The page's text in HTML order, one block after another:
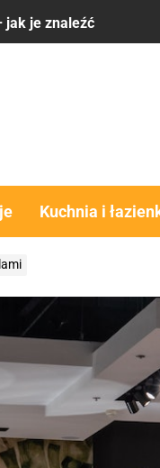
sens
alternatywa dla
jak je znaleźć
estetyka i
Kuchnia i